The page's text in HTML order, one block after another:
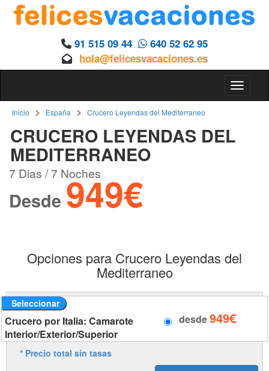
91 515 09 44
640 52 62 95
hola@felicesvacaciones.es
Inicio > España > Crucero Leyendas del Mediterraneo
CRUCERO LEYENDAS DEL
MEDITERRANEO
7 Dias / 7 Noches
Desde 949€
Opciones para Crucero Leyendas del
Mediterraneo
Seleccionar
Crucero por Italia: Camarote
Interior/Exterior/Superior
desde949€
* Precio total sin tasas